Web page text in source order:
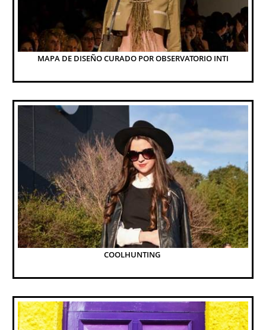
MAPA DE DISEÑO CURADO POR OBSERVATORIO INTI
COOLHUNTING